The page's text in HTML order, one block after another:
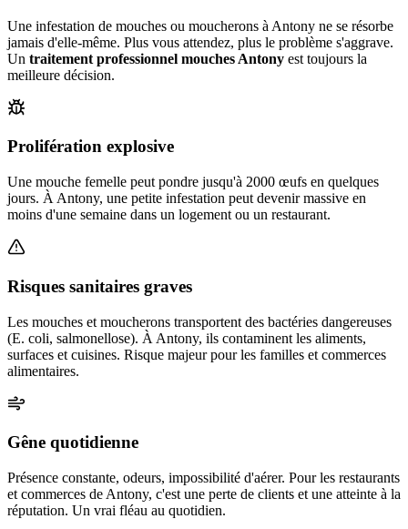
Une infestation de mouches ou moucherons à Antony ne se résorbe
jamais d'elle-même. Plus vous attendez, plus le problème s'aggrave.
Un traitement professionnel mouches Antony est toujours la
meilleure décision.
Prolifération explosive
Une mouche femelle peut pondre jusqu'à 2000 œufs en quelques
jours. À Antony, une petite infestation peut devenir massive en
moins d'une semaine dans un logement ou un restaurant.
Risques sanitaires graves
Les mouches et moucherons transportent des bactéries dangereuses
(E. coli, salmonellose). À Antony, ils contaminent les aliments,
surfaces et cuisines. Risque majeur pour les familles et commerces
alimentaires.
Gêne quotidienne
Présence constante, odeurs, impossibilité d'aérer. Pour les restaurants
et commerces de Antony, c'est une perte de clients et une atteinte à la
réputation. Un vrai fléau au quotidien.